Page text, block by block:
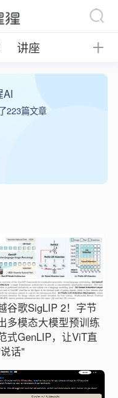
讲座 ╋
AI
223篇文章
谷歌SigLIP 2！字节
多模态大模型预训练
式GenLIP，让ViT直
话"